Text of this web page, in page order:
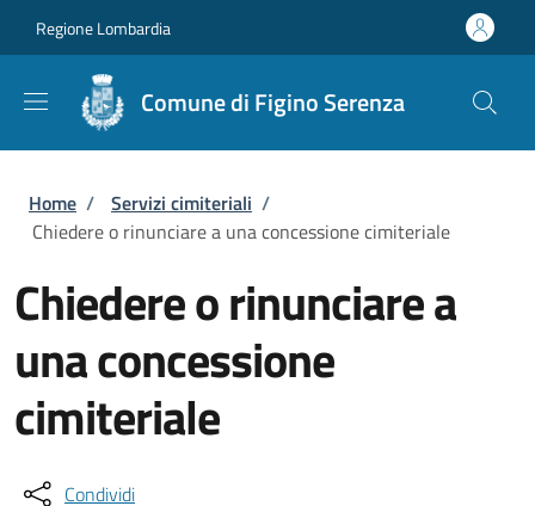
Regione Lombardia
Comune di Figino Serenza
Briciole di pane
Home / Servizi cimiteriali /
Chiedere o rinunciare a una concessione cimiteriale
Chiedere o rinunciare a
una concessione
cimiteriale
Condividi